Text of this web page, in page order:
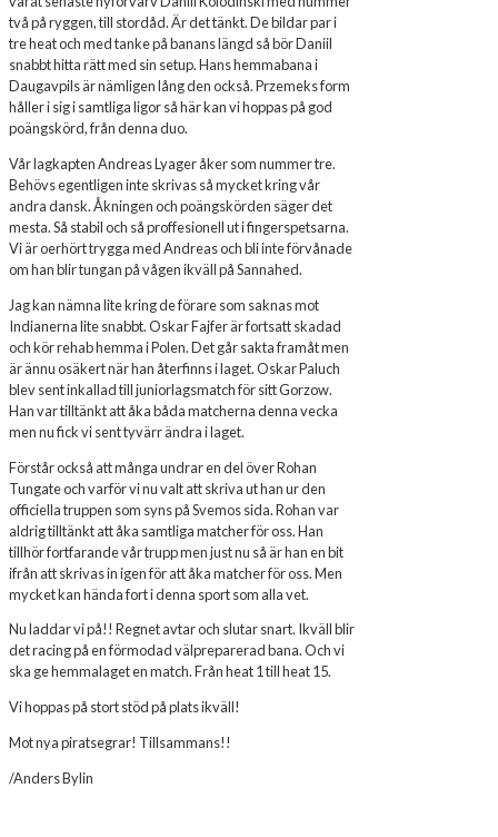
två på ryggen, till stordåd. Är det tänkt. De bildar par i
tre heat och med tanke på banans längd så bör Daniil
snabbt hitta rätt med sin setup. Hans hemmabana i
Daugavpils är nämligen lång den också. Przemeks form
håller i sig i samtliga ligor så här kan vi hoppas på god
poängskörd, från denna duo.
Vår lagkapten Andreas Lyager åker som nummer tre.
Behövs egentligen inte skrivas så mycket kring vår
andra dansk. Åkningen och poängskörden säger det
mesta. Så stabil och så proffesionell ut i fingerspetsarna.
Vi är oerhört trygga med Andreas och bli inte förvånade
om han blir tungan på vågen ikväll på Sannahed.
Jag kan nämna lite kring de förare som saknas mot
Indianerna lite snabbt. Oskar Fajfer är fortsatt skadad
och kör rehab hemma i Polen. Det går sakta framåt men
är ännu osäkert när han återfinns i laget. Oskar Paluch
blev sent inkallad till juniorlagsmatch för sitt Gorzow.
Han var tilltänkt att åka båda matcherna denna vecka
men nu fick vi sent tyvärr ändra i laget.
Förstår också att många undrar en del över Rohan
Tungate och varför vi nu valt att skriva ut han ur den
officiella truppen som syns på Svemos sida. Rohan var
aldrig tilltänkt att åka samtliga matcher för oss. Han
tillhör fortfarande vår trupp men just nu så är han en bit
ifrån att skrivas in igen för att åka matcher för oss. Men
mycket kan hända fort i denna sport som alla vet.
Nu laddar vi på!! Regnet avtar och slutar snart. Ikväll blir
det racing på en förmodad välpreparerad bana. Och vi
ska ge hemmalaget en match. Från heat 1 till heat 15.
Vi hoppas på stort stöd på plats ikväll!
Mot nya piratsegrar! Tillsammans!!
/Anders Bylin